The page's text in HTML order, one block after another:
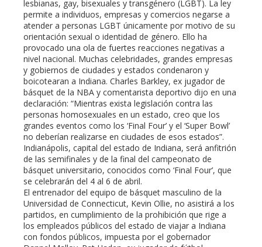
lesbianas, gay, bisexuales y transgénero (LGBT). La ley
permite a individuos, empresas y comercios negarse a
atender a personas LGBT únicamente por motivo de su
orientación sexual o identidad de género. Ello ha
provocado una ola de fuertes reacciones negativas a
nivel nacional. Muchas celebridades, grandes empresas
y gobiernos de ciudades y estados condenaron y
boicotearan a Indiana. Charles Barkley, ex jugador de
básquet de la NBA y comentarista deportivo dijo en una
declaración: “Mientras exista legislación contra las
personas homosexuales en un estado, creo que los
grandes eventos como los ‘Final Four’ y el ‘Super Bowl’
no deberían realizarse en ciudades de esos estados”.
Indianápolis, capital del estado de Indiana, será anfitrión
de las semifinales y de la final del campeonato de
básquet universitario, conocidos como ‘Final Four’, que
se celebrarán del 4 al 6 de abril.
El entrenador del equipo de básquet masculino de la
Universidad de Connecticut, Kevin Ollie, no asistirá a los
partidos, en cumplimiento de la prohibición que rige a
los empleados públicos del estado de viajar a Indiana
con fondos públicos, impuesta por el gobernador